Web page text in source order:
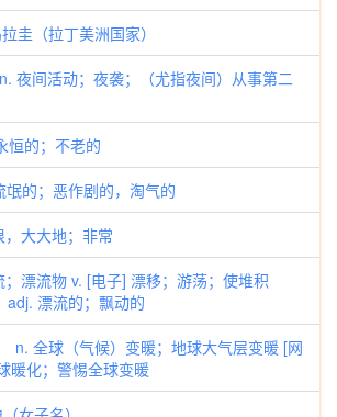
（拉丁美洲国家）
间活动；夜袭；（尤指夜间）从事第二
的；不老的
；恶作剧的，淘气的
大大地；非常
流物 v. [电子] 漂移；游荡；使堆积
adj. 漂流的；飘动的
全球（气候）变暖；地球大气层变暖 [网
暖化；警惕全球变暖